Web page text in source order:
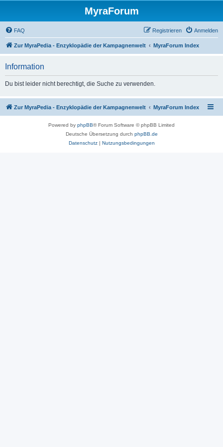
MyraForum
FAQ Anmelden
Registrieren
Zur MyraPedia - Enzyklopädie der Kampagnenwelt MyraForum Index
Information
Du bist leider nicht berechtigt, die Suche zu verwenden.
Zur MyraPedia - Enzyklopädie der Kampagnenwelt MyraForum Index
Powered by phpBB® Forum Software © phpBB Limited
Deutsche Übersetzung durch phpBB.de
Datenschutz| Nutzungsbedingungen